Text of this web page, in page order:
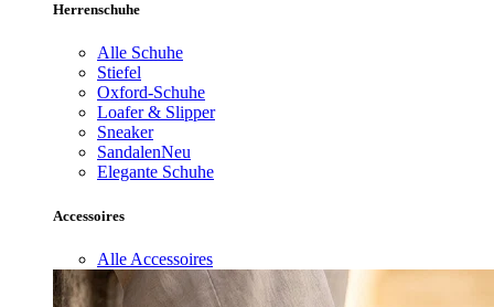
Herrenschuhe
Alle Schuhe
Stiefel
Oxford-Schuhe
Loafer & Slipper
Sneaker
SandalenNeu
Elegante Schuhe
Accessoires
Alle Accessoires